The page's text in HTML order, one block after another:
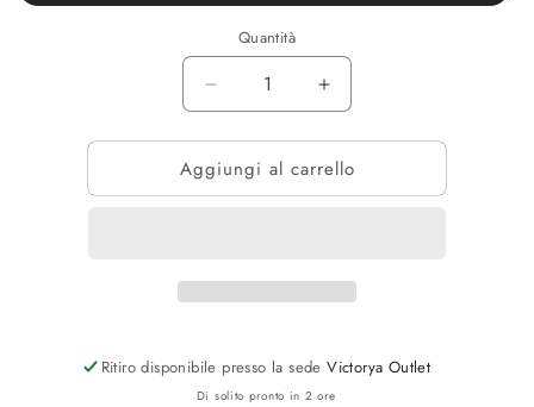
Quantità
Diminuisci
quantità
per
FELPA
SCRITTA
Aumenta
quantità
per
FELPA
SCRITTA
Aggiungi al carrello
Ritiro disponibile presso la sedeVictorya Outlet
Di solito pronto in 2 ore